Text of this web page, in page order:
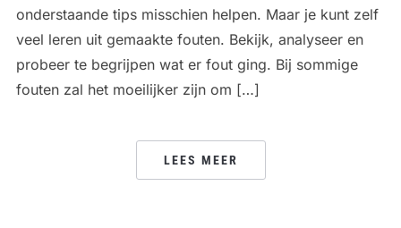
onderstaande tips misschien helpen. Maar je kunt zelf
veel leren uit gemaakte fouten. Bekijk, analyseer en
probeer te begrijpen wat er fout ging. Bij sommige
fouten zal het moeilijker zijn om […]
LEES MEER